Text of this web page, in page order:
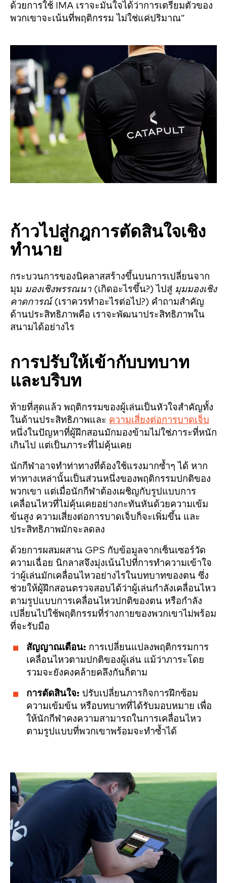
ด้วยการใช้ IMA เราจะมั่นใจได้ว่าการเตรียมตัวของ
พวกเขาจะเน้นที่พฤติกรรม ไม่ใช่แค่ปริมาณ”
ก้าวไปสู่กฎการตัดสินใจเชิง
ทำนาย
กระบวนการของนิคลาสสร้างขึ้นบนการเปลี่ยนจาก
มุม มองเชิงพรรณนา(เกิดอะไรขึ้น?) ไปสู่ มุมมองเชิง
คาดการณ์(เราควรทำอะไรต่อไป?) คำถามสำคัญ
ด้านประสิทธิภาพคือ เราจะพัฒนาประสิทธิภาพใน
สนามได้อย่างไร
การปรับให้เข้ากับบทบาท
และบริบท
ท้ายที่สุดแล้ว พฤติกรรมของผู้เล่นเป็นหัวใจสำคัญทั้ง
ในด้านประสิทธิภาพและ ความเสี่ยงต่อการบาดเจ็บ
หนึ่งในปัญหาที่ผู้ฝึกสอนมักมองข้ามไม่ใช่ภาระที่หนัก
เกินไป แต่เป็นภาระที่ไม่คุ้นเคย
นักกีฬาอาจทำท่าทางที่ต้องใช้แรงมากซ้ำๆ ได้ หาก
ท่าทางเหล่านั้นเป็นส่วนหนึ่งของพฤติกรรมปกติของ
พวกเขา แต่เมื่อนักกีฬาต้องเผชิญกับรูปแบบการ
เคลื่อนไหวที่ไม่คุ้นเคยอย่างกะทันหันด้วยความเข้ม
ข้นสูง ความเสี่ยงต่อการบาดเจ็บก็จะเพิ่มขึ้น และ
ประสิทธิภาพมักจะลดลง
ด้วยการผสมผสาน GPS กับข้อมูลจากเซ็นเซอร์วัด
ความเฉื่อย นิกลาสจึงมุ่งเน้นไปที่การทำความเข้าใจ
ว่าผู้เล่นมักเคลื่อนไหวอย่างไรในบทบาทของตน ซึ่ง
ช่วยให้ผู้ฝึกสอนตรวจสอบได้ว่าผู้เล่นกำลังเคลื่อนไหว
ตามรูปแบบการเคลื่อนไหวปกติของตน หรือกำลัง
เปลี่ยนไปใช้พฤติกรรมที่ร่างกายของพวกเขาไม่พร้อม
ที่จะรับมือ
สัญญาณเตือน: การเปลี่ยนแปลงพฤติกรรมการ
เคลื่อนไหวตามปกติของผู้เล่น แม้ว่าภาระโดย
รวมจะยังคงคล้ายคลึงกันก็ตาม
การตัดสินใจ: ปรับเปลี่ยนภารกิจการฝึกซ้อม
ความเข้มข้น หรือบทบาทที่ได้รับมอบหมาย เพื่อ
ให้นักกีฬาคงความสามารถในการเคลื่อนไหว
ตามรูปแบบที่พวกเขาพร้อมจะทำซ้ำได้